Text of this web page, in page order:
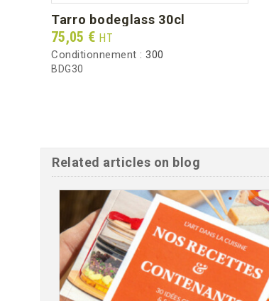
tarro bodeglass 30cl
Prix
75,05 € HT
Conditionnement : 300
BDG30
Related articles on blog